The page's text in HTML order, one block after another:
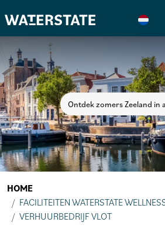
Ontdek zomers Zeeland in
HOME
FACILITEITEN WATERSTATE
VERHUURBEDRIJF VLOT